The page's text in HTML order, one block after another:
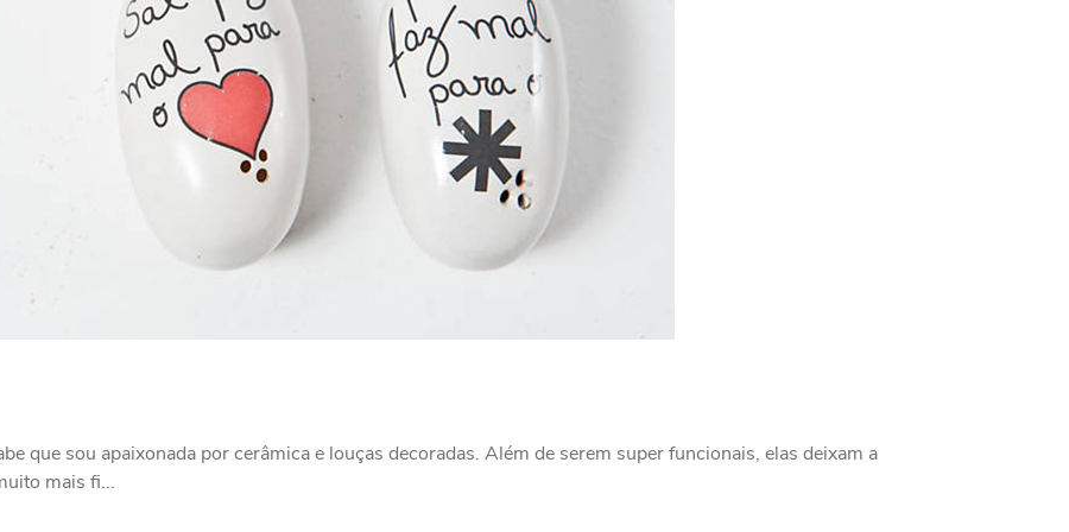
que sou apaixonada por cerâmica e louças decoradas. Além de serem super funcionais, elas deixam a
mais fi...